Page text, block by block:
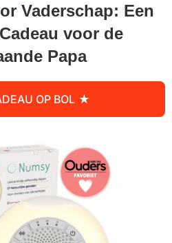
Vaderschap: Een
voor de
Papa
OP BOL